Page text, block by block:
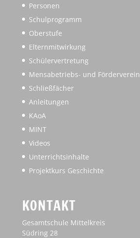
Personen
Schulprogramm
Oberstufe
Elternmitwirkung
Schülervertretung
Mensabetriebs- und Förderverein
Schließfächer
Anleitungen
KAoA
MINT
Videos
Unterrichtsinhalte
Projektkurs Geschichte
KONTAKT
Gesamtschule Mittelkreis
Südring 28